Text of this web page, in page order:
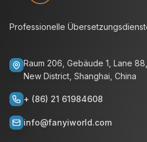
Professionelle
Raum 206, Gebäude 1, Lane
New District, Shanghai, China
+ (86) 21 61984608
info@fanyiworld.com